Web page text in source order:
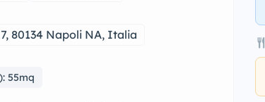
80134 Napoli NA, Italia
55mq